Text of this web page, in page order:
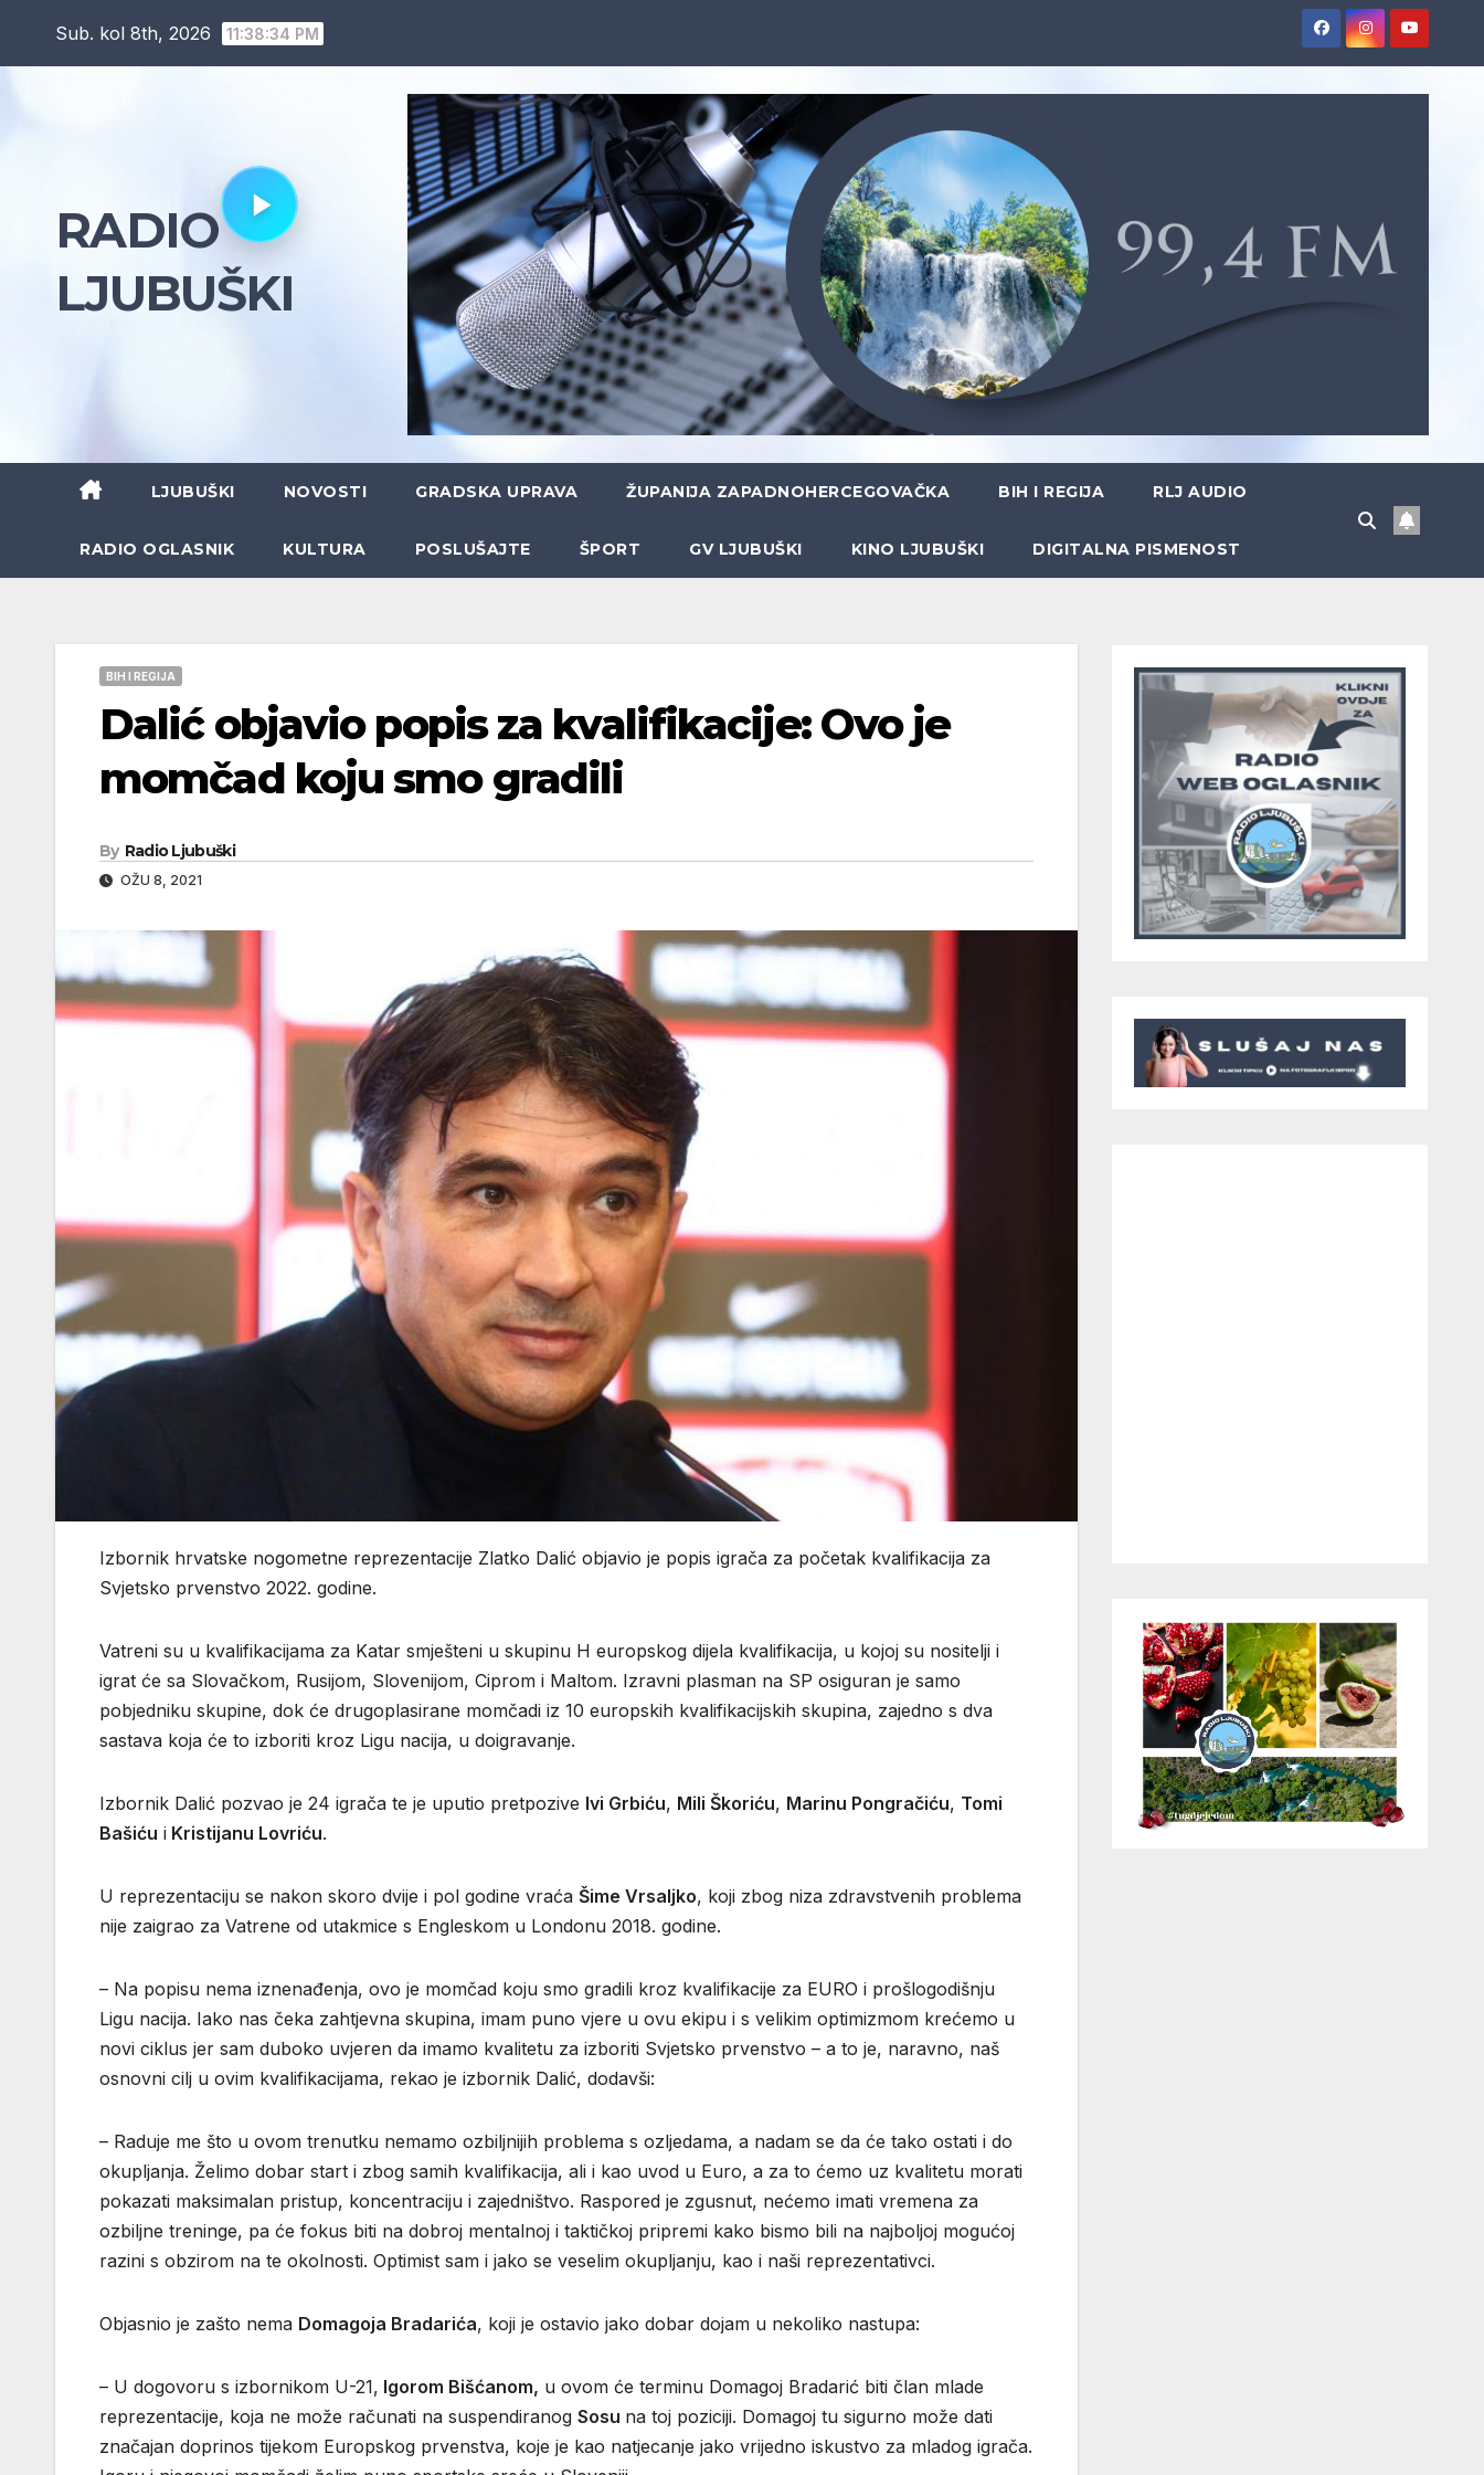
Sub. kol 8th, 2026 11:38:35 PM
RADIO
LJUBUŠKI
LJUBUŠKI NOVOSTI GRADSKA UPRAVA ŽUPANIJA ZAPADNOHERCEGOVAČKA BIH I REGIJA RLJ AUDIO
RADIO OGLASNIK KULTURA POSLUŠAJTE ŠPORT GV LJUBUŠKI KINO LJUBUŠKI DIGITALNA PISMENOST
BIH I REGIJA
Dalić objavio popis za kvalifikacije: Ovo je
momčad koju smo gradili
By Radio Ljubuški
OŽU 8, 2021
Izbornik hrvatske nogometne reprezentacije Zlatko Dalić objavio je popis igrača za početak kvalifikacija za
Svjetsko prvenstvo 2022. godine.
Vatreni su u kvalifikacijama za Katar smješteni u skupinu H europskog dijela kvalifikacija, u kojoj su nositelji i
igrat će sa Slovačkom, Rusijom, Slovenijom, Ciprom i Maltom. Izravni plasman na SP osiguran je samo
pobjedniku skupine, dok će drugoplasirane momčadi iz 10 europskih kvalifikacijskih skupina, zajedno s dva
sastava koja će to izboriti kroz Ligu nacija, u doigravanje.
Izbornik Dalić pozvao je 24 igrača te je uputio pretpozive Ivi Grbiću, Mili Škoriću, Marinu Pongračiću, Tomi
Bašiću i Kristijanu Lovriću.
U reprezentaciju se nakon skoro dvije i pol godine vraća Šime Vrsaljko, koji zbog niza zdravstvenih problema
nije zaigrao za Vatrene od utakmice s Engleskom u Londonu 2018. godine.
– Na popisu nema iznenađenja, ovo je momčad koju smo gradili kroz kvalifikacije za EURO i prošlogodišnju
Ligu nacija. Iako nas čeka zahtjevna skupina, imam puno vjere u ovu ekipu i s velikim optimizmom krećemo u
novi ciklus jer sam duboko uvjeren da imamo kvalitetu za izboriti Svjetsko prvenstvo – a to je, naravno, naš
osnovni cilj u ovim kvalifikacijama, rekao je izbornik Dalić, dodavši:
– Raduje me što u ovom trenutku nemamo ozbiljnijih problema s ozljedama, a nadam se da će tako ostati i do
okupljanja. Želimo dobar start i zbog samih kvalifikacija, ali i kao uvod u Euro, a za to ćemo uz kvalitetu morati
pokazati maksimalan pristup, koncentraciju i zajedništvo. Raspored je zgusnut, nećemo imati vremena za
ozbiljne treninge, pa će fokus biti na dobroj mentalnoj i taktičkoj pripremi kako bismo bili na najboljoj mogućoj
razini s obzirom na te okolnosti. Optimist sam i jako se veselim okupljanju, kao i naši reprezentativci.
Objasnio je zašto nema Domagoja Bradarića, koji je ostavio jako dobar dojam u nekoliko nastupa:
– U dogovoru s izbornikom U-21, Igorom Bišćanom, u ovom će terminu Domagoj Bradarić biti član mlade
reprezentacije, koja ne može računati na suspendiranog Sosu na toj poziciji. Domagoj tu sigurno može dati
značajan doprinos tijekom Europskog prvenstva, koje je kao natjecanje jako vrijedno iskustvo za mladog igrača.